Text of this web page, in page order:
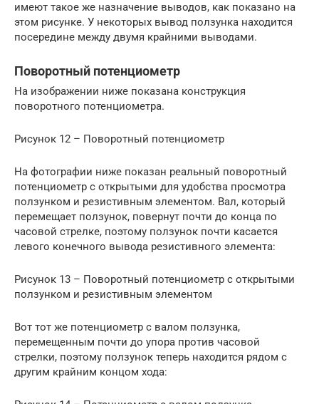
имеют такое же назначение выводов, как показано на
этом рисунке. У некоторых вывод ползунка находится
посередине между двумя крайними выводами.
Поворотный потенциометр
На изображении ниже показана конструкция
поворотного потенциометра.
Рисунок 12 – Поворотный потенциометр
На фотографии ниже показан реальный поворотный
потенциометр с открытыми для удобства просмотра
ползунком и резистивным элементом. Вал, который
перемещает ползунок, повернут почти до конца по
часовой стрелке, поэтому ползунок почти касается
левого конечного вывода резистивного элемента:
Рисунок 13 – Поворотный потенциометр с открытыми
ползунком и резистивным элементом
Вот тот же потенциометр с валом ползунка,
перемещенным почти до упора против часовой
стрелки, поэтому ползунок теперь находится рядом с
другим крайним концом хода: